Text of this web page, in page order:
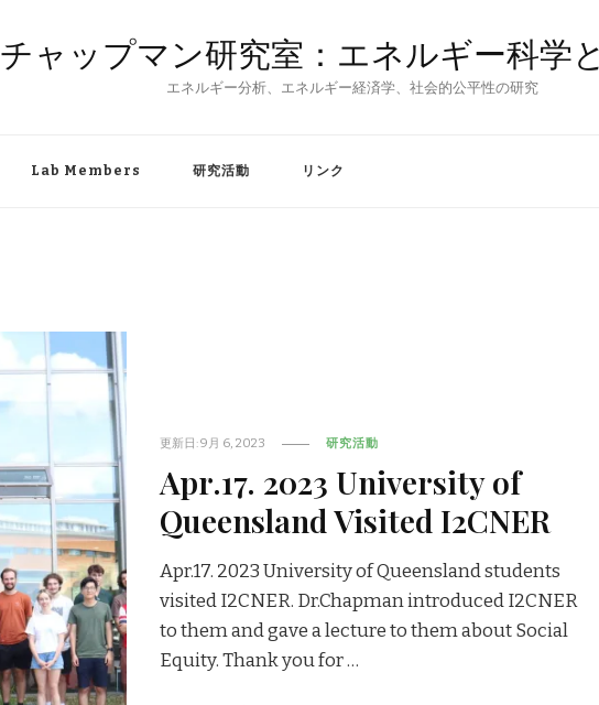
チャップマン研究室：エネルギー科学
エネルギー分析、エネルギー経済学、社会的公平性の研究
Lab Members 研究活動 リンク
更新日:9月 6, 2023 研究活動
Apr.17. 2023 University of
Queensland Visited I2CNER
Apr.17. 2023 University of Queensland students
visited I2CNER. Dr.Chapman introduced I2CNER
to them and gave a lecture to them about Social
Equity. Thank you for …